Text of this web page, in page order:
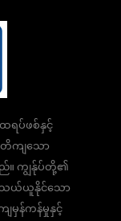
ပ်ဖစ်နှင့်
တိကျသော
ည်။ ကျွန်ုပ်တို့၏
ဆံသယ်ယူနိုင်သော
မှန်ကန်မှုနှင့်